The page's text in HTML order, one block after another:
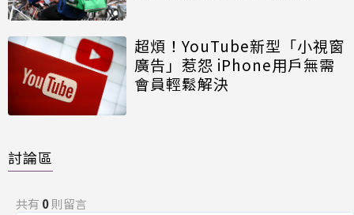
超煩！YouTube新型「小視窗
廣告」惹怨 iPhone用戶無需
會員輕鬆解決
討論區
共有 0則留言